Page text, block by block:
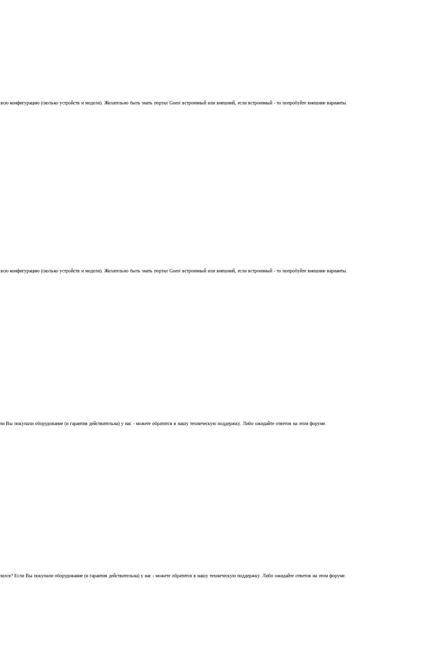
конфигурацию (сколько устройств и модели). Желательно быть знать портал Guest встроенный или внешний, если встроенный - то попробуйте внешние варианты.
конфигурацию (сколько устройств и модели). Желательно быть знать портал Guest встроенный или внешний, если встроенный - то попробуйте внешние варианты.
Вы покупали оборудование (и гарантия действительна) у нас - можете обратится в нашу техническую поддержку. Либо ожидайте ответов на этом форуме.
Если Вы покупали оборудование (и гарантия действительна) у нас - можете обратится в нашу техническую поддержку. Либо ожидайте ответов на этом форуме.